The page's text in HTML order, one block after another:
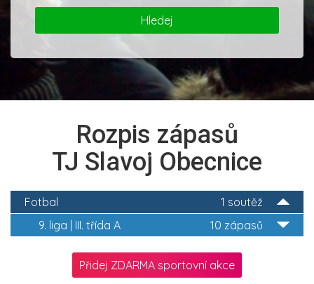
Rozpis zápasů
TJ Slavoj Obecnice
1 soutěž
Fotbal
10 zápasů
9. liga | III. třída A
Přidej ZDARMA sportovní akce